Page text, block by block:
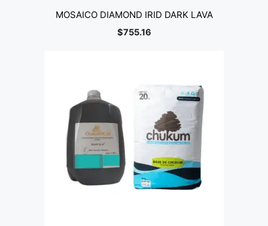
MOSAICO DIAMOND IRID DARK LAVA
$755.16